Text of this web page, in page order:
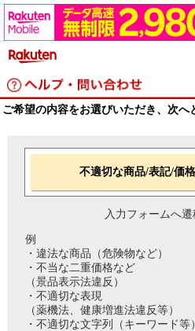
ご希望の内容をお選びいただき、次へ
不適切な商品/表記/価
入力フォームへ遷
例
・違法な商品（危険物など）
・不当な二重価格など
（景品表示法違反）
・不適切な表現
（薬機法、健康増進法違反等）
・不適切な文字列（キーワード等）